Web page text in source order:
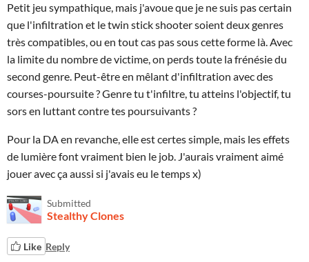
Petit jeu sympathique, mais j'avoue que je ne suis pas certain
que l'infiltration et le twin stick shooter soient deux genres
très compatibles, ou en tout cas pas sous cette forme là. Avec
la limite du nombre de victime, on perds toute la frénésie du
second genre. Peut-être en mêlant d'infiltration avec des
courses-poursuite ? Genre tu t'infiltre, tu atteins l'objectif, tu
sors en luttant contre tes poursuivants ?
Pour la DA en revanche, elle est certes simple, mais les effets
de lumière font vraiment bien le job. J'aurais vraiment aimé
jouer avec ça aussi si j'avais eu le temps x)
Submitted
Stealthy Clones
Like Reply